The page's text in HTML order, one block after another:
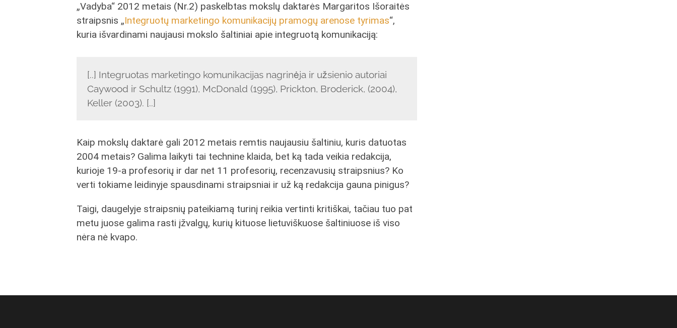
„Vadyba“ 2012 metais (Nr.2) paskelbtas mokslų daktarės Margaritos Išoraitės
straipsnis „Integruotų marketingo komunikacijų pramogų arenose tyrimas“,
kuria išvardinami naujausi mokslo šaltiniai apie integruotą komunikaciją:
[..] Integruotas marketingo komunikacijas nagrinėja ir užsienio autoriai
Caywood ir Schultz (1991), McDonald (1995), Prickton, Broderick, (2004),
Keller (2003). [..]
Kaip mokslų daktarė gali 2012 metais remtis naujausiu šaltiniu, kuris datuotas
2004 metais? Galima laikyti tai technine klaida, bet ką tada veikia redakcija,
kurioje 19-a profesorių ir dar net 11 profesorių, recenzavusių straipsnius? Ko
verti tokiame leidinyje spausdinami straipsniai ir už ką redakcija gauna pinigus?
Taigi, daugelyje straipsnių pateikiamą turinį reikia vertinti kritiškai, tačiau tuo pat
metu juose galima rasti įžvalgų, kurių kituose lietuviškuose šaltiniuose iš viso
nėra nė kvapo.